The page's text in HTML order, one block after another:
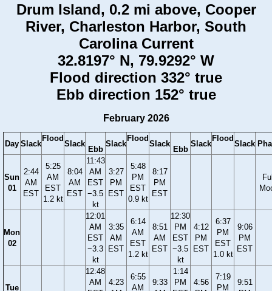
Drum Island, 0.2 mi above, Cooper
River, Charleston Harbor, South
Carolina Current
32.8197° N, 79.9292° W
Flood direction 332° true
Ebb direction 152° true
February 2026
Day Slack
Flood
Slack
Ebb
Slack
Flood
Slack
Ebb
Slack
Flood
Slack
Sun
01
2:44
AM
EST
5:25
AM
EST
1.2 kt
8:04
AM
EST
11:43
AM
EST
−3.5
kt
3:27
PM
EST
5:48
PM
EST
0.9 kt
8:17
PM
EST
Mon
02
12:01
AM
EST
−3.3
kt
3:35
AM
EST
6:14
AM
EST
1.2 kt
8:51
AM
EST
12:30
PM
EST
−3.5
kt
4:12
PM
EST
6:37
PM
EST
1.0 kt
9:06
PM
EST
Tue
12:48
AM
4:23
6:55
AM
9:33
1:14
PM
4:56
7:19
PM
9:51